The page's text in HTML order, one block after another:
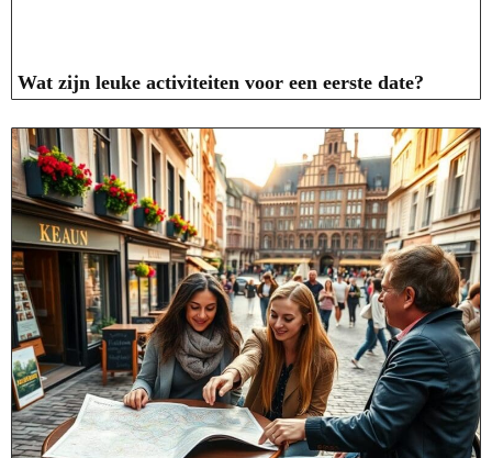
Wat zijn leuke activiteiten voor een eerste date?